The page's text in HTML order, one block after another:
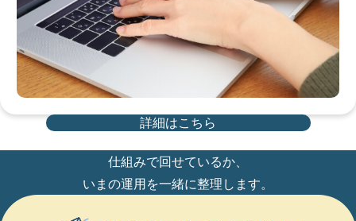
詳細はこちら
仕組みで回せているか、
いまの運用を一緒に整理します。